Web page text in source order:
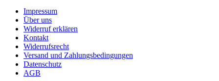
Impressum
Über uns
Widerruf erklären
Kontakt
Widerrufsrecht
Versand und Zahlungsbedingungen
Datenschutz
AGB